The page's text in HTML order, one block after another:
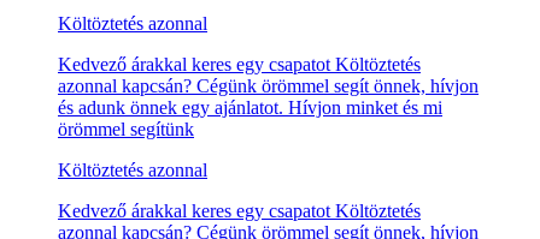
Költöztetés azonnal
Kedvező árakkal keres egy csapatot Költöztetés
azonnal kapcsán? Cégünk örömmel segít önnek, hívjon
és adunk önnek egy ajánlatot. Hívjon minket és mi
örömmel segítünk
Költöztetés azonnal
Kedvező árakkal keres egy csapatot Költöztetés
azonnal kapcsán? Cégünk örömmel segít önnek, hívjon